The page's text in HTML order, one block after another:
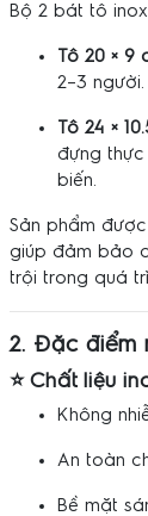
Bộ 2 bát tô
Tô 20 × 9
2–3 người.
Tô 24 ×
đựng
biến.
Sản phẩm
giúp đảm bảo
trội trong quá
2. Đặc điểm
⭐ Chất liệu
Không
An toàn
Bề mặt